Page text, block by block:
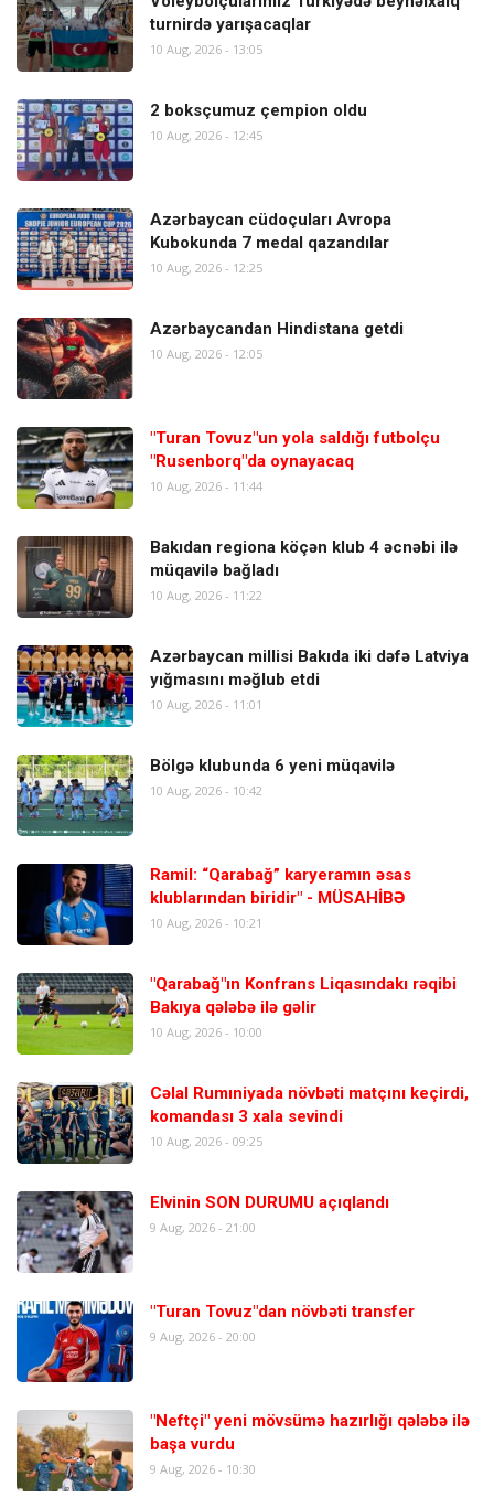
turnirdə yarışacaqlar
10 Aug, 2026 - 13:05
2 boksçumuz çempion oldu
10 Aug, 2026 - 12:45
Azərbaycan cüdoçuları Avropa
Kubokunda 7 medal qazandılar
10 Aug, 2026 - 12:25
Azərbaycandan Hindistana getdi
10 Aug, 2026 - 12:05
"Turan Tovuz"un yola saldığı futbolçu
"Rusenborq"da oynayacaq
10 Aug, 2026 - 11:44
Bakıdan regiona köçən klub 4 əcnəbi ilə
müqavilə bağladı
10 Aug, 2026 - 11:22
Azərbaycan millisi Bakıda iki dəfə Latviya
yığmasını məğlub etdi
10 Aug, 2026 - 11:01
Bölgə klubunda 6 yeni müqavilə
10 Aug, 2026 - 10:42
Ramil: “Qarabağ” karyeramın əsas
klublarından biridir" - MÜSAHİBƏ
10 Aug, 2026 - 10:21
"Qarabağ"ın Konfrans Liqasındakı rəqibi
Bakıya qələbə ilə gəlir
10 Aug, 2026 - 10:00
Cəlal Rumıniyada növbəti matçını keçirdi,
komandası 3 xala sevindi
10 Aug, 2026 - 09:25
Elvinin SON DURUMU açıqlandı
9 Aug, 2026 - 21:00
"Turan Tovuz"dan növbəti transfer
9 Aug, 2026 - 20:00
"Neftçi" yeni mövsümə hazırlığı qələbə ilə
başa vurdu
9 Aug, 2026 - 10:30